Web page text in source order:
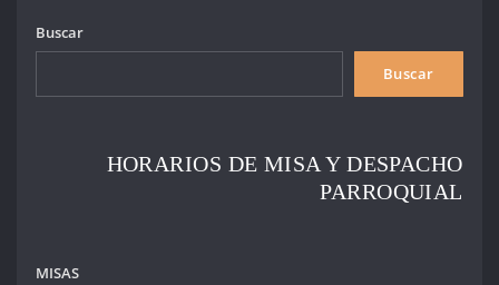
Buscar
Buscar
HORARIOS DE MISA Y DESPACHO
PARROQUIAL
MISAS